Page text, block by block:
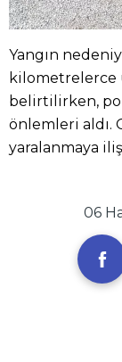
Yangın
kilometrelerce
belirtilirken,
önlemleri aldı.
yaralanmaya
06